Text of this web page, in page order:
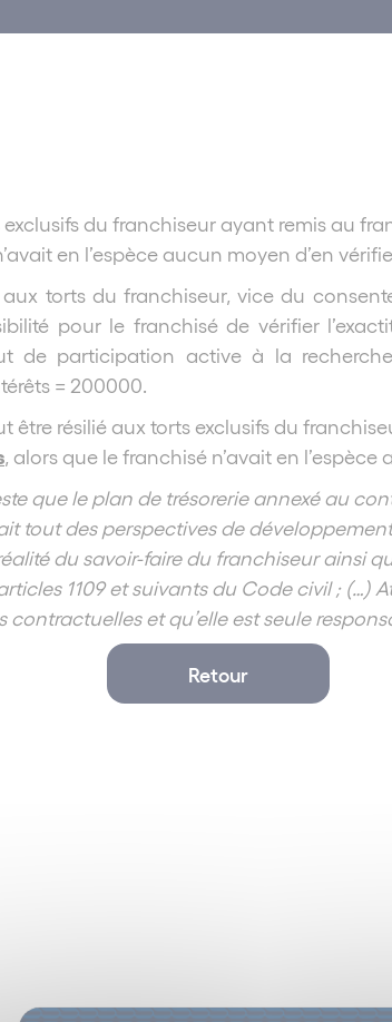
du franchiseur ayant remis au
en l’espèce aucun moyen d’en
torts du franchiseur, vice du
pour le franchisé de vérifier
de participation active à la
= 200000.
être résilié aux torts exclusifs du
, alors que le franchisé n’avait en
que le plan de trésorerie annexé au
tout des perspectives de
du savoir-faire du franchiseur ainsi
1109 et suivants du Code civil ; (…)
contractuelles et qu’elle est seule
Retour